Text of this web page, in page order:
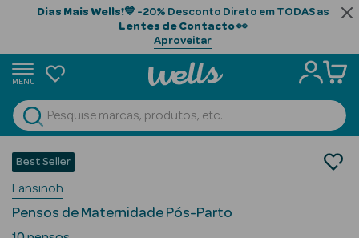
Dias Mais Wells!💙 -20% Desconto Direto em TODAS as
Lentes de Contacto👀
Aproveitar
MENU
Ver Tudo
Beauty Season
Cabelo
Bebé e Mamã
Cuidados Pós-Parto
Best Seller
Lansinoh
Pensos de Maternidade Pós-Parto